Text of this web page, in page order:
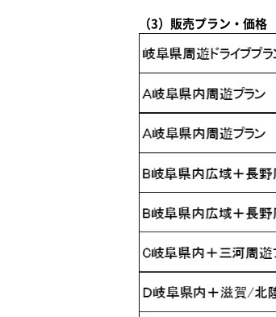
（3）販売プラン・価格